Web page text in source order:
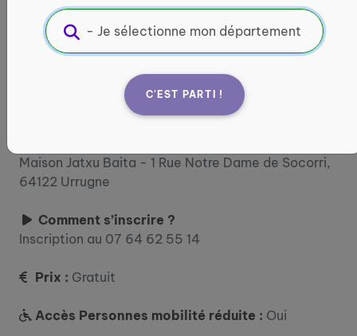
C'EST PARTI !
CONVIVIALITÉ
Informations pratiques :
10h à 12h à la salle Posta
Maison Jatxu Baita - 1 Rue Notre Dame de Socorri,
64122 Urrugne
Comment s’inscrire ?
Inscription au 07 64 62 55 14
Prix : Gratuit
Accès Personnes mobilité réduite : Oui